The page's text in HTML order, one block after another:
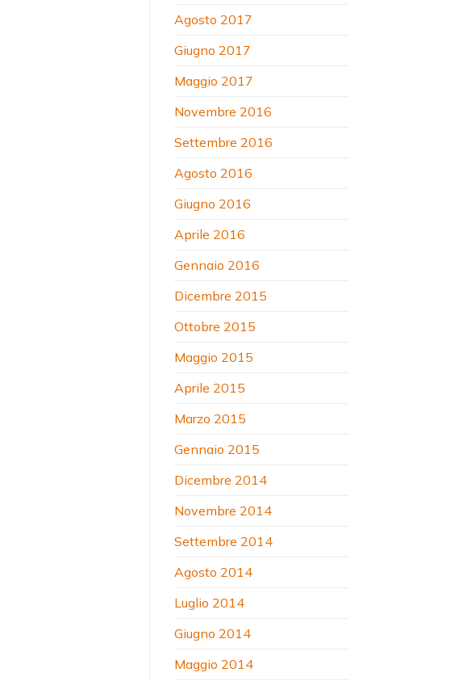
Agosto 2017
Giugno 2017
Maggio 2017
Novembre 2016
Settembre 2016
Agosto 2016
Giugno 2016
Aprile 2016
Gennaio 2016
Dicembre 2015
Ottobre 2015
Maggio 2015
Aprile 2015
Marzo 2015
Gennaio 2015
Dicembre 2014
Novembre 2014
Settembre 2014
Agosto 2014
Luglio 2014
Giugno 2014
Maggio 2014